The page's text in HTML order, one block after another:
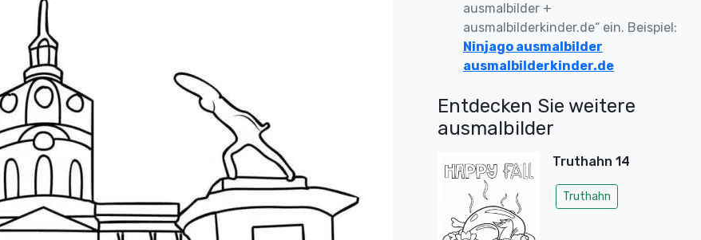
ausmalbilder +
ausmalbilderkinder.de“ ein. Beispiel:
Ninjago ausmalbilder
ausmalbilderkinder.de
Entdecken Sie weitere
ausmalbilder
Truthahn 14
Truthahn